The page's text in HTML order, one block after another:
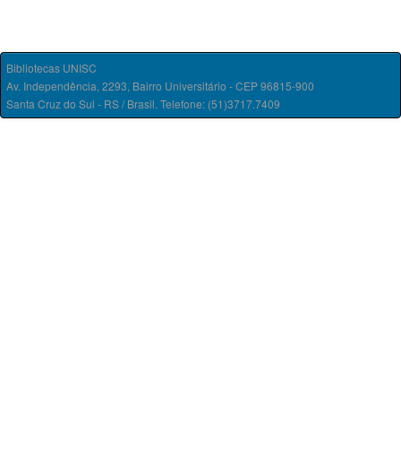
Bibliotecas UNISC
Av. Independência, 2293, Bairro Universitário - CEP 96815-900
Santa Cruz do Sul - RS / Brasil. Telefone: (51)3717.7409